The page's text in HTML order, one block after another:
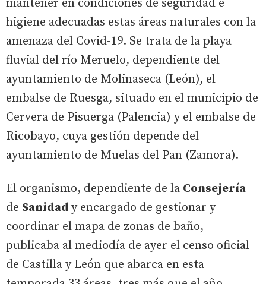
mantener en condiciones de seguridad e
higiene adecuadas estas áreas naturales con la
amenaza del Covid-19. Se trata de la playa
fluvial del río Meruelo, dependiente del
ayuntamiento de Molinaseca (León), el
embalse de Ruesga, situado en el municipio de
Cervera de Pisuerga (Palencia) y el embalse de
Ricobayo, cuya gestión depende del
ayuntamiento de Muelas del Pan (Zamora).
El organismo, dependiente de la Consejería
de Sanidad y encargado de gestionar y
coordinar el mapa de zonas de baño,
publicaba al mediodía de ayer el censo oficial
de Castilla y León que abarca en esta